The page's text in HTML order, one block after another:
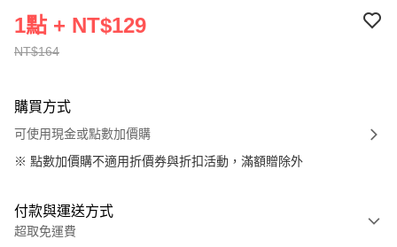
NT$164
1點 + NT$129
購買方式
可使用現金或點數加價購
※ 點數加價購不適用折價券與折扣活動，滿額贈除外
付款與運送方式
超取免運費